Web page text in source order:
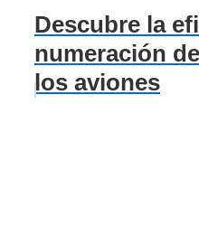
Descubre la
numeración
los aviones